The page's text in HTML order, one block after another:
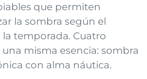
que permiten
la sombra según el
temporada. Cuatro
una misma esencia: sombra
con alma náutica.